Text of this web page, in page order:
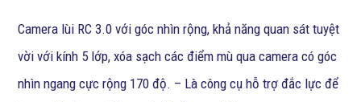
Camera lùi RC 3.0 với góc nhìn rộng, khả năng quan sát tuyệt
vời với kính 5 lớp, xóa sạch các điểm mù qua camera có góc
nhìn ngang cực rộng 170 độ. – Là công cụ hỗ trợ đắc lực để